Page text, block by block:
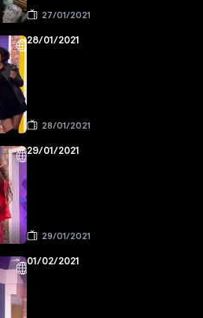
27/01/2021
28/01/2021
28/01/2021
29/01/2021
29/01/2021
01/02/2021